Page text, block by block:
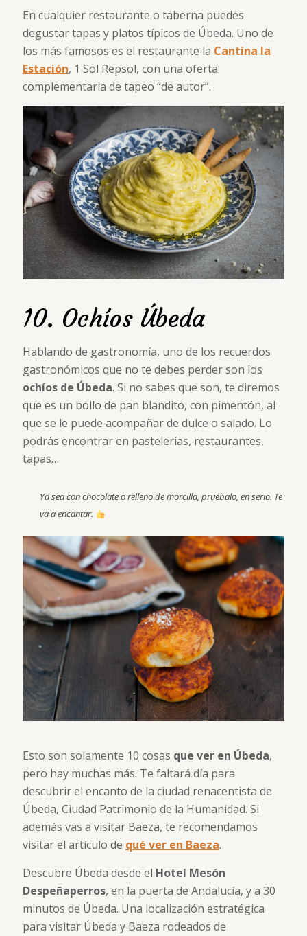
En cualquier restaurante o taberna puedes
degustar tapas y platos típicos de Úbeda. Uno de
los más famosos es el restaurante la Cantina la
Estación, 1 Sol Repsol, con una oferta
complementaria de tapeo “de autor”.
10. Ochíos Úbeda
Hablando de gastronomía, uno de los recuerdos
gastronómicos que no te debes perder son los
ochíos de Úbeda. Si no sabes que son, te diremos
que es un bollo de pan blandito, con pimentón, al
que se le puede acompañar de dulce o salado. Lo
podrás encontrar en pastelerías, restaurantes,
tapas…
Ya sea con chocolate o relleno de morcilla, pruébalo, en serio. Te
va a encantar.
Esto son solamente 10 cosas que ver en Úbeda,
pero hay muchas más. Te faltará día para
descubrir el encanto de la ciudad renacentista de
Úbeda, Ciudad Patrimonio de la Humanidad. Si
además vas a visitar Baeza, te recomendamos
visitar el artículo de qué ver en Baeza.
Descubre Úbeda desde el Hotel Mesón
Despeñaperros, en la puerta de Andalucía, y a 30
minutos de Úbeda. Una localización estratégica
para visitar Úbeda y Baeza rodeados de